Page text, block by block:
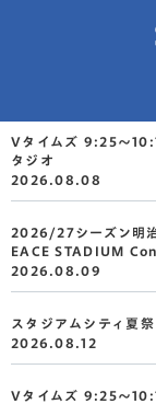
Vタイムズ 9:25～
タジオ
2026.08.08
2026/27シーズン明
EACE STADIUM
2026.08.09
スタジアムシティ夏
2026.08.12
Vタイムズ 9:25～